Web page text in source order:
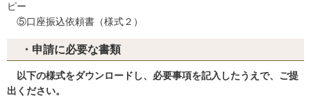
ピー
⑤口座振込依頼書（様式２）
・申請に必要な書類
以下の様式をダウンロードし、必要事項を記入したうえで、ご提
出ください。